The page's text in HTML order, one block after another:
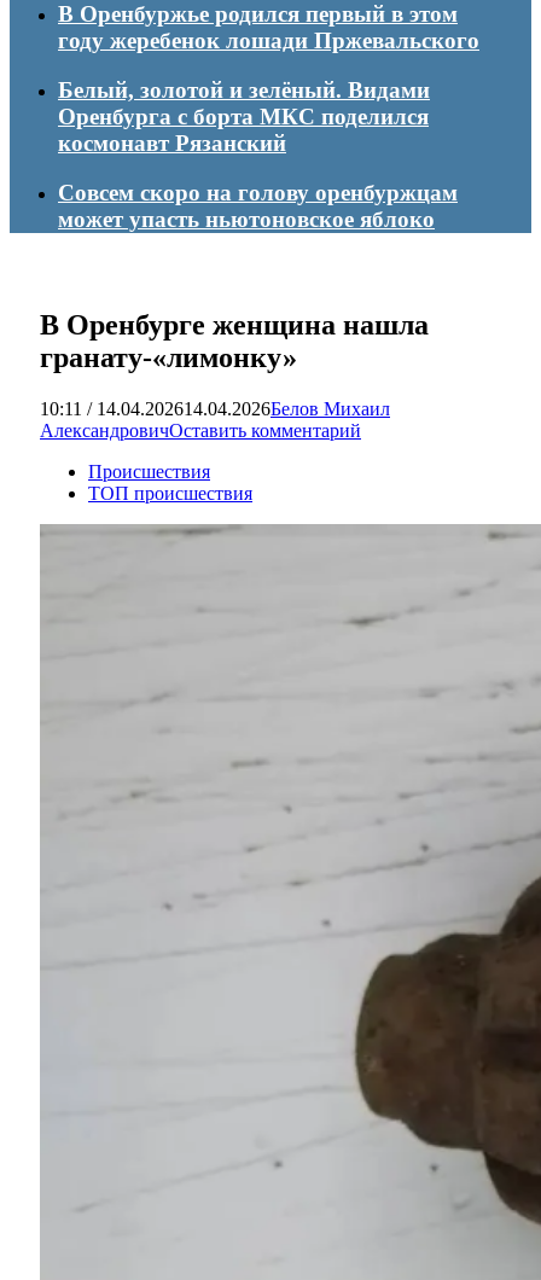
В Оренбуржье родился первый в этом
году жеребенок лошади Пржевальского
Белый, золотой и зелёный. Видами
Оренбурга с борта МКС поделился
космонавт Рязанский
Совсем скоро на голову оренбуржцам
может упасть ньютоновское яблоко
В Оренбурге женщина нашла
гранату-«лимонку»
10:11 / 14.04.202614.04.2026Белов Михаил
АлександровичОставить комментарий
Происшествия
ТОП происшествия